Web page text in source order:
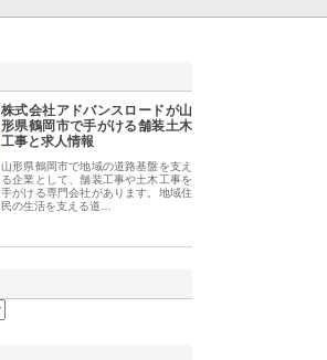
株式会社アドバンスロードが山
形県鶴岡市で手がける舗装土木
工事と求人情報
山形県鶴岡市で地域の道路基盤を支え
る企業として、舗装工事や土木工事を
手がける専門会社があります。地域住
民の生活を支える道…